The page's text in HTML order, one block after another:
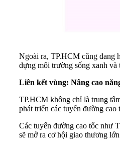
Ngoài ra, TP.HCM cũng đang
dựng môi trường sống xanh và
Liên kết vùng: Nâng cao
TP.HCM không chỉ là trung
phát triển các tuyến đường
Các tuyến đường cao tốc như
sẽ mở ra cơ hội giao thương